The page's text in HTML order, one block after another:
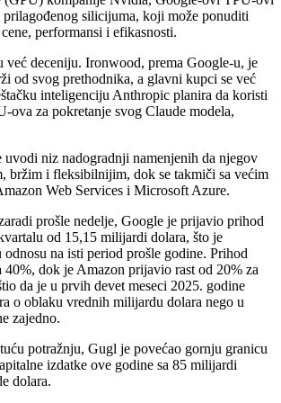
prilagođenog silicijuma, koji može ponuditi
performansi i efikasnosti.
već deceniju. Ironwood, prema Google-u, je
od svog prethodnika, a glavni kupci se već
inteligenciju Anthropic planira da koristi
ova za pokretanje svog Claude modela,
niz nadogradnji namenjenih da njegov
bržim i fleksibilnijim, dok se takmiči sa većim
Web Services i Microsoft Azure.
prošle nedelje, Google je prijavio prihod
od 15,15 milijardi dolara, što je
na isti period prošle godine. Prihod
40%, dok je Amazon prijavio rast od 20% za
da je u prvih devet meseci 2025. godine
o oblaku vrednih milijardu dolara nego u
zajedno.
potražnju, Gugl je povećao gornju granicu
izdatke ove godine sa 85 milijardi
dolara.